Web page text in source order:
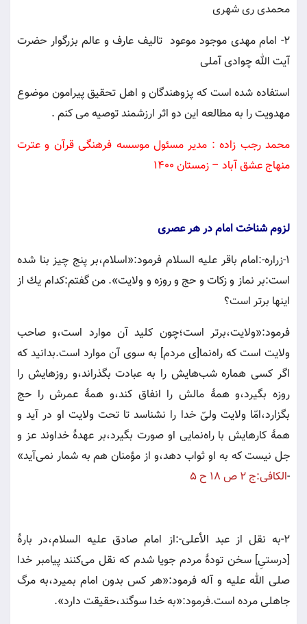
محمدی ری شهری
2- امام مهدی موجود موعود تالیف عارف و عالم بزرگوار حضرت
آیت الله چوادی آملی
استفاده شده است که پزوهندگان و اهل تحقیق پیرامون موضوع
مهدویت را به مطالعه این دو اثر ارزشمند توصیه می کنم .
محمد رجب زاده : مدیر مسئول موسسه فرهنگی قرآن و عترت
منهاج عشق آباد – زمستان 1400
لزوم شناخت امام در هر عصری
1-زراره-:امام باقر عليه السلام فرمود:«اسلام،بر پنج چيز بنا شده
است:بر نماز و زكات و حج و روزه و ولايت». من گفتم:كدام يك از
اينها برتر است‌؟
فرمود:«ولايت،برتر است؛چون كليد آن موارد است،و صاحب
ولايت است كه راه‌نما[ى مردم] به سوى آن موارد است.بدانيد كه
اگر كسى هماره شب‌هايش را به عبادت بگذراند،و روزهايش را
روزه بگيرد،و همۀ مالش را انفاق كند،و همۀ عمرش را حج
بگزارد،امّا ولايت ولىّ‌ خدا را نشناسد تا تحت ولايت او در آيد و
همۀ كارهايش با راه‌نمايى او صورت بگيرد،بر عهدۀ خداوند عز و
جل نيست كه به او ثواب دهد،و از مؤمنان هم به شمار نمى‌آيد»
-الكافى:ج 2 ص 18 ح 5
2-به نقل از عبد الأعلى-:از امام صادق عليه السلام،در بارۀ
[درستىِ‌] سخن تودۀ مردم جويا شدم كه نقل مى‌كنند پيامبر خدا
صلى الله عليه و آله فرمود:«هر كس بدون امام بميرد،به مرگ
جاهلى مرده است.فرمود:«به خدا سوگند،حقيقت دارد».